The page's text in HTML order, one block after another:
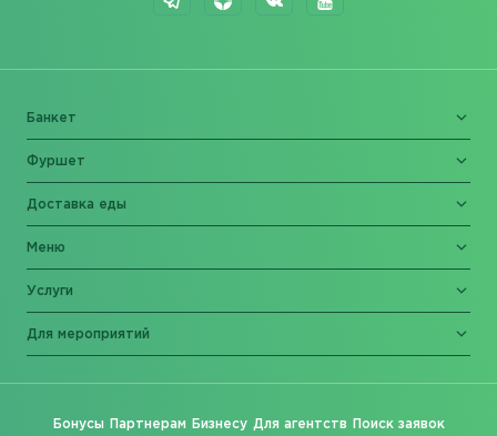
Банкет
Фуршет
Доставка еды
Меню
Услуги
Для мероприятий
Бонусы Партнерам Бизнесу Для агентств Поиск заявок